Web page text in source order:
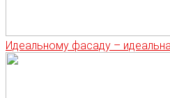
Идеальному фасаду –